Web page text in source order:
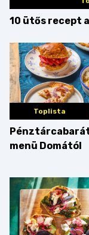
10 ütős recept
Toplista
menü Domától